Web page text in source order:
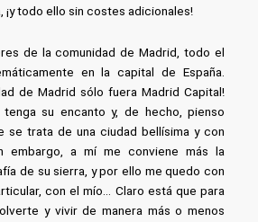
todo ello sin costes adicionales!
de la comunidad de Madrid, todo el
en la capital de España.
de Madrid sólo fuera Madrid Capital!
su encanto y, de hecho, pienso
se trata de una ciudad bellísima y con
embargo, a mí me conviene más la
de su sierra, y por ello me quedo con
con el mío… Claro está que para
y vivir de manera más o menos